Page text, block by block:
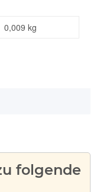
0,009 kg
folgende